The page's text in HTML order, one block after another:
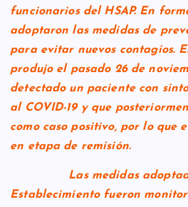
funcionarios del HSAP. En
adoptaron las medidas de
para evitar nuevos contagios.
produjo el pasado 26 de
detectado un paciente con
al COVID-19 y que
como caso positivo, por lo que
en etapa de remisión.
Las medidas
Establecimiento fueron